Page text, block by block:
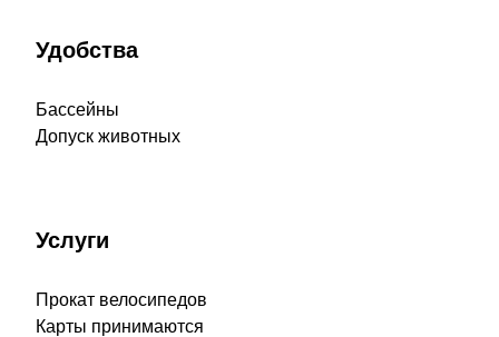
Удобства
Бассейны
Допуск животных
Услуги
Прокат велосипедов
Карты принимаются